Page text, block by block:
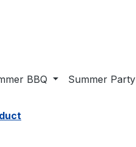
BBQ Summer Party